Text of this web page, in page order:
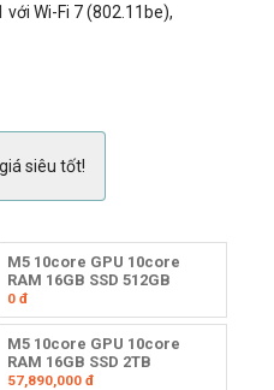
Wi-Fi 7 (802.11be),
siêu tốt!
M5 10core GPU 10core
RAM 16GB SSD 512GB
0đ
M5 10core GPU 10core
RAM 16GB SSD 2TB
57,890,000đ